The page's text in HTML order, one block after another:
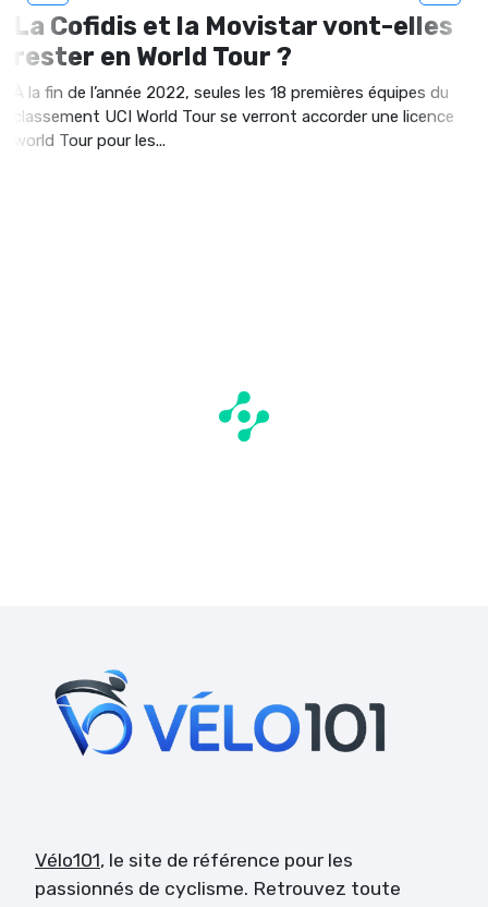
La Cofidis et la Movistar vont-elles
rester en World Tour ?
À la fin de l’année 2022, seules les 18 premières équipes du
classement UCI World Tour se verront accorder une licence
world Tour pour les...
Vélo101, le site de référence pour les
passionnés de cyclisme. Retrouvez toute